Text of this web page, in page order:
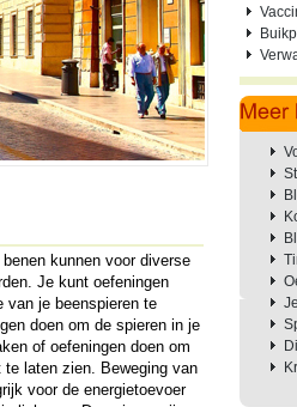
kunnen voor diverse
Je kunt oefeningen
van je beenspieren te
doen om de spieren in je
of oefeningen doen om
te laten zien. Beweging van
voor de energietoevoer